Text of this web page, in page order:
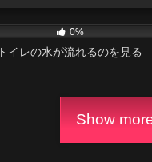
0%
トイレの水が流れるのを見る
Show